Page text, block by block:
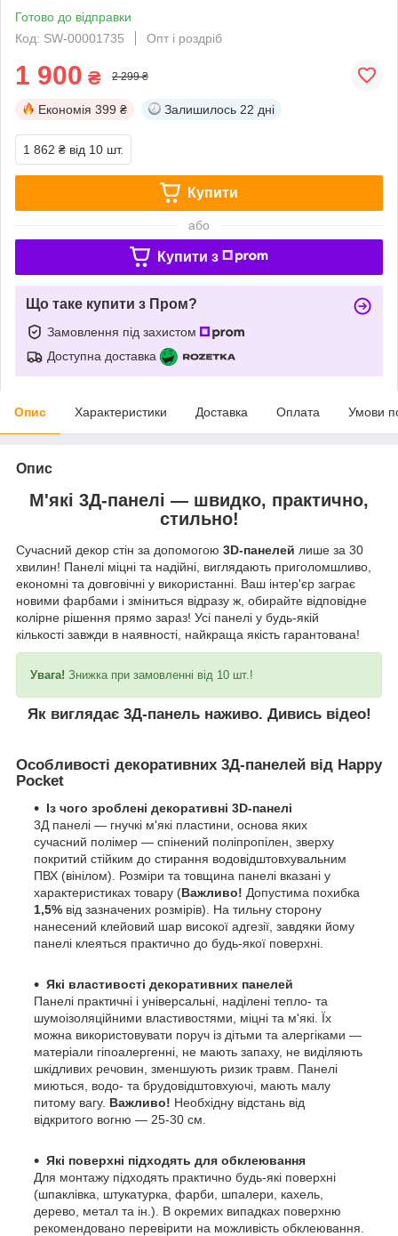
Готово до відправки
Код: SW-00001735
Опт і роздріб
1 900 ₴ 2 299 ₴
Економія 399 ₴ Залишилось 22 дні
1 862 ₴ від 10 шт.
Купити
або
Купити з
Що таке купити з Пром?
Замовлення під захистом
Доступна доставка
Опис Характеристики Доставка Оплата Умови
Опис
М'які 3Д-панелі — швидко, практично,
стильно!
Сучасний декор стін за допомогою 3D-панелей лише за 30
хвилин! Панелі міцні та надійні, виглядають приголомшливо,
економні та довговічні у використанні. Ваш інтер'єр заграє
новими фарбами і зміниться відразу ж, обирайте відповідне
колірне рішення прямо зараз! Усі панелі у будь-якій
кількості завжди в наявності, найкраща якість гарантована!
Увага! Знижка при замовленні від 10 шт.!
Як виглядає 3Д-панель наживо. Дивись відео!
Особливості декоративних 3Д-панелей від Happy
Pocket
Із чого зроблені декоративні 3D-панелі
3Д панелі — гнучкі м'які пластини, основа яких
сучасний полімер — спінений поліпропілен, зверху
покритий стійким до стирання водовідштовхувальним
ПВХ (вінілом). Розміри та товщина панелі вказані у
характеристиках товару (Важливо! Допустима похибка
1,5% від зазначених розмірів). На тильну сторону
нанесений клейовий шар високої адгезії, завдяки йому
панелі клеяться практично до будь-якої поверхні.
Які властивості декоративних панелей
Панелі практичні і універсальні, наділені тепло- та
шумоізоляційними властивостями, міцні та м'які. Їх
можна використовувати поруч із дітьми та алергіками —
матеріали гіпоалергенні, не мають запаху, не виділяють
шкідливих речовин, зменшують ризик травм. Панелі
миються, водо- та брудовідштовхуючі, мають малу
питому вагу. Важливо! Необхідну відстань від
відкритого вогню — 25-30 см.
Які поверхні підходять для обклеювання
Для монтажу підходять практично будь-які поверхні
(шпаклівка, штукатурка, фарби, шпалери, кахель,
дерево, метал та ін.). В окремих випадках поверхню
рекомендовано перевірити на можливість обклеювання.